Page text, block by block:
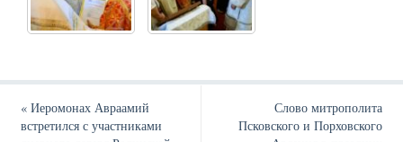
«Иеромонах Авраамий
встретился с участниками
Слово митрополита
Псковского и Порховского